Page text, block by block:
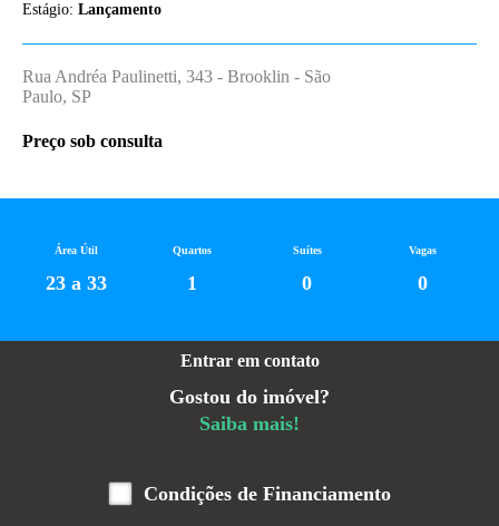
Entrar em contato
Gostou do imóvel?
Saiba mais!
Condições de Financiamento
Área Útil
23 a 33
Quartos
1
Suítes
0
Vagas
0
Estágio: Lançamento
Rua Andréa Paulinetti, 343 - Brooklin - São
Paulo, SP
Preço sob consulta